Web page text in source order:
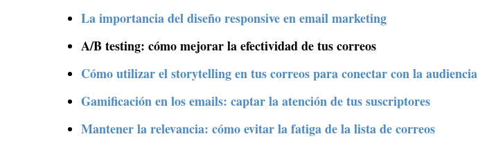
La importancia del diseño responsive en email marketing
A/B testing: cómo mejorar la efectividad de tus correos
Cómo utilizar el storytelling en tus correos para conectar con la audiencia
Gamificación en los emails: captar la atención de tus suscriptores
Mantener la relevancia: cómo evitar la fatiga de la lista de correos